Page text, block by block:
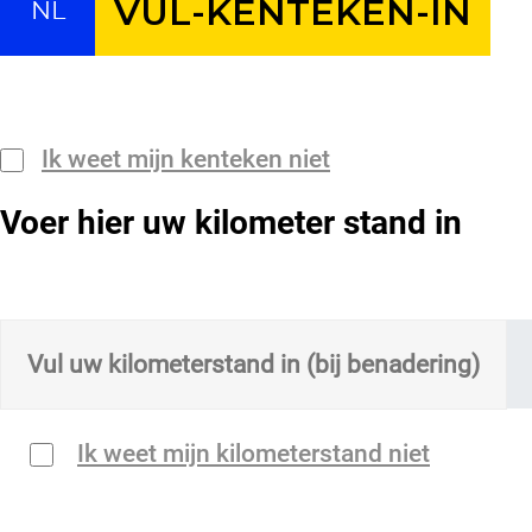
NL
Ik weet mijn kenteken niet
Voer hier uw kilometer stand in
Ik weet mijn kilometerstand niet